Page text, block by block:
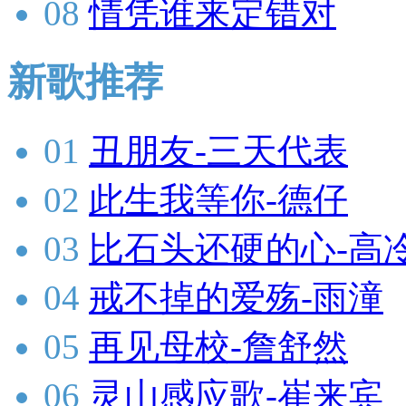
08 情凭谁来定错对
新歌推荐
01 丑朋友-三天代表
02 此生我等你-德仔
03 比石头还硬的心-高
04 戒不掉的爱殇-雨潼
05 再见母校-詹舒然
06 灵山感应歌-崔来宾